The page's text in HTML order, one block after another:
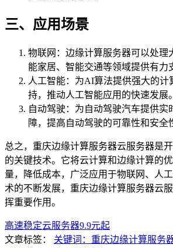
三、应用场景
物联网：边缘计算服务器可以处理
能家居、智能交通等领域提供有力
人工智能：为AI算法提供强大的计
持，推动人工智能应用的快速发展。
自动驾驶：为自动驾驶汽车提供实
障，提高自动驾驶的可靠性和安全
总之，重庆边缘计算服务器云服务器是
的关键技术。它将云计算和边缘计算的
量，降低成本，广泛应用于物联网、人
术的不断发展，重庆边缘计算服务器云
挥重要作用。
高速稳定云服务器9.9元起
文章标签：
关键词：重庆边缘计算服务